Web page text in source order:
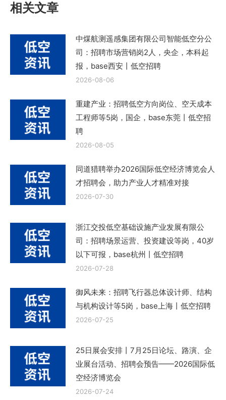
相关文章
中煤航测遥感集团有限公司智能低空分公
司：招聘市场营销岗2人，央企，本科起
报，base西安丨低空招聘
2026-08-06
重建产业：招聘低空方向岗位、空天成本
工程师等5岗，国企，base东莞丨低空招
聘
2026-08-05
同道猎聘举办2026国际低空经济博览会人
才招聘会，助力产业人才精准对接
2026-07-30
浙江交投低空基础设施产业发展有限公
司：招聘场景运营、投资建设等岗，40岁
以下可报，base杭州丨低空招聘
2026-07-28
御风未来：招聘飞行器总体设计师、结构
与机构设计等5岗，base上海丨低空招聘
2026-07-25
25日展会安排丨7月25日论坛、路演、企
业展台活动、招聘会预告——2026国际低
空经济博览会
2026-07-24